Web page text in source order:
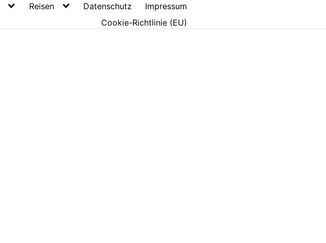
Reisen Datenschutz
Impressum
Cookie-Richtlinie (EU)